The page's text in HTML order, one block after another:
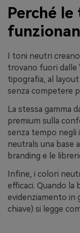
Perché
I toni neutri
trovano fuori dalle
tipografia, al
senza competere
La stessa gamma
premium sulla
senza tempo negli
neutrals una base
branding e le
Infine, i colori
efficaci. Quando la
evidenziamento in
chiave) si legge